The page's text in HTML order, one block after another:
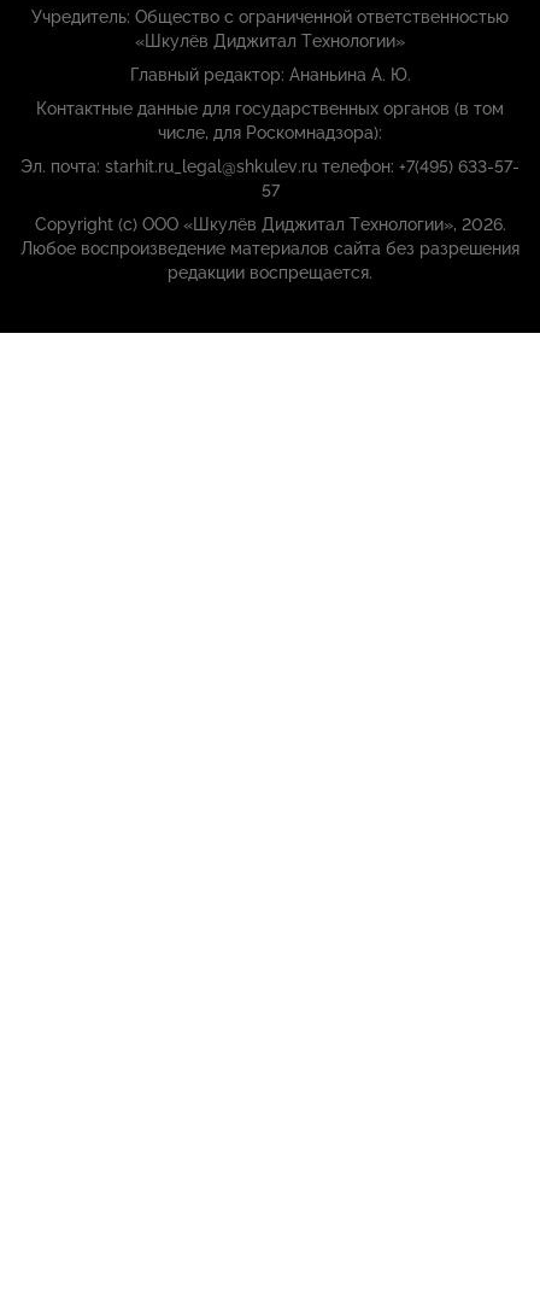
Учредитель: Общество с ограниченной ответственностью
«Шкулёв Диджитал Технологии»
Главный редактор: Ананьина А. Ю.
Контактные данные для государственных органов (в том
числе, для Роскомнадзора):
Эл. почта: starhit.ru_legal@shkulev.ru телефон: +7(495) 633-57-
57
Copyright (с) ООО «Шкулёв Диджитал Технологии», 2026.
Любое воспроизведение материалов сайта без разрешения
редакции воспрещается.